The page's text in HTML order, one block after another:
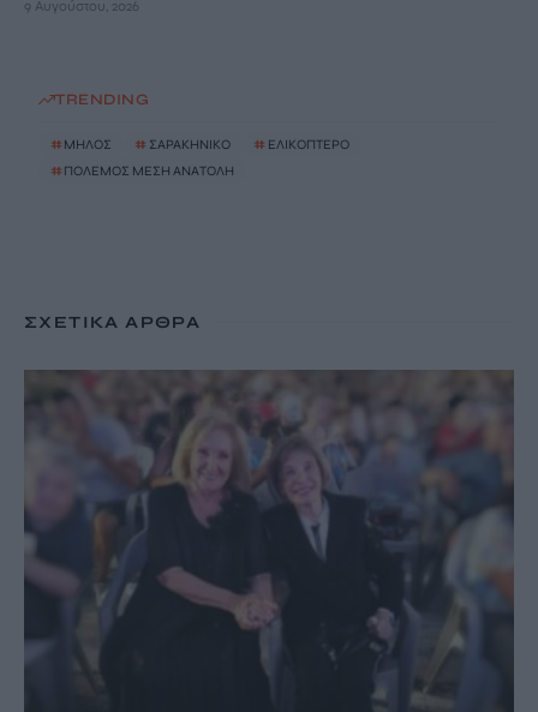
9 Αυγούστου, 2026
TRENDING
# ΜΗΛΟΣ # ΣΑΡΑΚΗΝΙΚΟ # ΕΛΙΚΟΠΤΕΡΟ
# ΠΟΛΕΜΟΣ ΜΕΣΗ ΑΝΑΤΟΛΗ
ΣΧΕΤΙΚΆ ΆΡΘΡΑ